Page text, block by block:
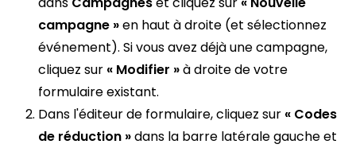
campagne »en haut à droite (et sélectionnez
événement). Si vous avez déjà une campagne,
cliquez sur « Modifier »à droite de votre
formulaire existant.
Dans l'éditeur de formulaire, cliquez sur « Codes
de réduction »dans la barre latérale gauche et